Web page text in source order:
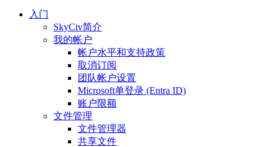
入门
SkyCiv简介
我的帐户
帐户水平和支持政策
取消订阅
团队帐户设置
Microsoft单登录 (Entra ID)
账户限额
文件管理
文件管理器
共享文件